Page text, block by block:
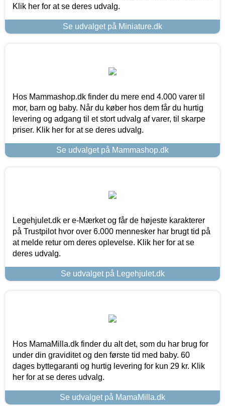
Klik her for at se deres udvalg.
Se udvalget på Miniature.dk
Hos Mammashop.dk finder du mere end 4.000 varer til
mor, barn og baby. Når du køber hos dem får du hurtig
levering og adgang til et stort udvalg af varer, til skarpe
priser. Klik her for at se deres udvalg.
Se udvalget på Mammashop.dk
Legehjulet.dk er e-Mærket og får de højeste karakterer
på Trustpilot hvor over 6.000 mennesker har brugt tid på
at melde retur om deres oplevelse. Klik her for at se
deres udvalg.
Se udvalget på Legehjulet.dk
Hos MamaMilla.dk finder du alt det, som du har brug for
under din graviditet og den første tid med baby. 60
dages byttegaranti og hurtig levering for kun 29 kr. Klik
her for at se deres udvalg.
Se udvalget på MamaMilla.dk